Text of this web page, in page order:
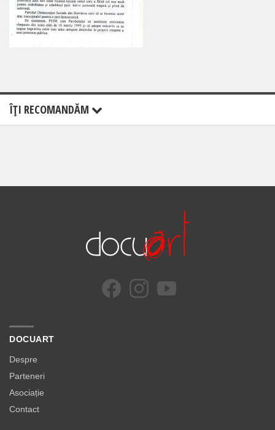
ÎŢI RECOMANDĂM
DOCUART
Despre
Parteneri
Asociație
Contact